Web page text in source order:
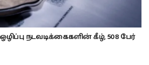
நடவடிக்கைகளின் கீழ், 508 பேர்